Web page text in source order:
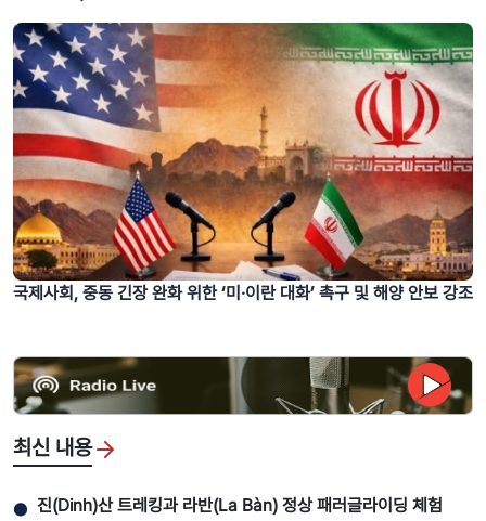
국제사회, 중동 긴장 완화 위한 ‘미·이란 대화’ 촉구 및 해양 안보 강조
최신 내용
● 진(Dinh)산 트레킹과 라반(La Bàn) 정상 패러글라이딩 체험